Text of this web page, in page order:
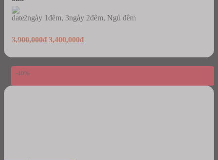
2ngày 1đêm, 3ngày 2đêm, Ngủ đêm
3,900,000₫ Original
was:
3,900,000₫.
3,400,000₫Current
is:
3,400,000₫.
-40%